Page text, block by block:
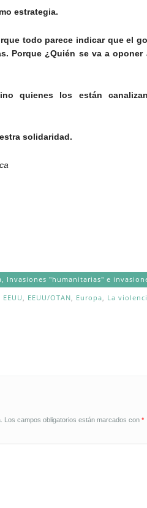
estrategia.
todo parece indicar que el
Porque ¿Quién se va a
quienes los están
solidaridad.
Invasiones "humanitarias" e
EEUU EEUU/OTAN Europa La
Los campos obligatorios están marcados con *